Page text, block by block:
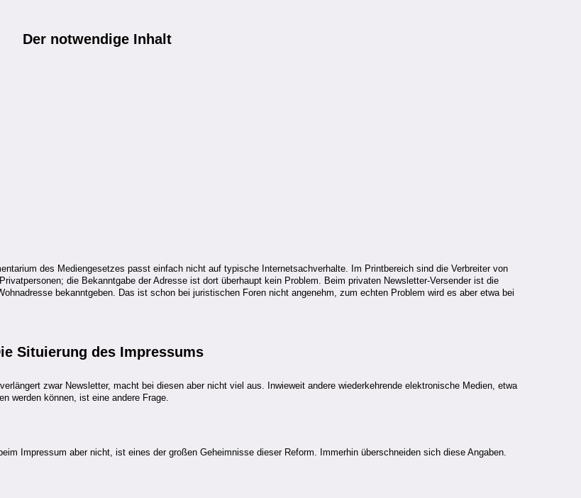
Der notwendige Inhalt
des Mediengesetzes passt einfach nicht auf typische Internetsachverhalte. Im Printbereich sind die Verbreiter von
die Bekanntgabe der Adresse ist dort überhaupt kein Problem. Beim privaten Newsletter-Versender ist die
bekanntgeben. Das ist schon bei juristischen Foren nicht angenehm, zum echten Problem wird es aber etwa bei
Situierung des Impressums
zwar Newsletter, macht bei diesen aber nicht viel aus. Inwieweit andere wiederkehrende elektronische Medien, etwa
werden können, ist eine andere Frage.
Impressum aber nicht, ist eines der großen Geheimnisse dieser Reform. Immerhin überschneiden sich diese Angaben.